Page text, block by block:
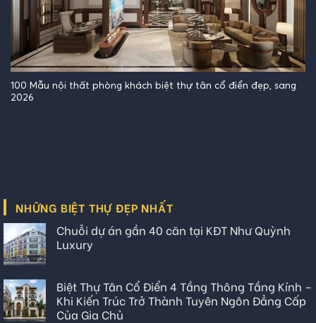
100 Mẫu nội thất phòng khách biệt thự tân cổ điển đẹp, sang
2026
NHỮNG BIỆT THỰ ĐẸP NHẤT
Chuỗi dự án gần 40 căn tại KĐT Như Quỳnh
Luxury
Biệt Thự Tân Cổ Điển 4 Tầng Thông Tầng Kính –
Khi Kiến Trúc Trở Thành Tuyên Ngôn Đẳng Cấp
Của Gia Chủ